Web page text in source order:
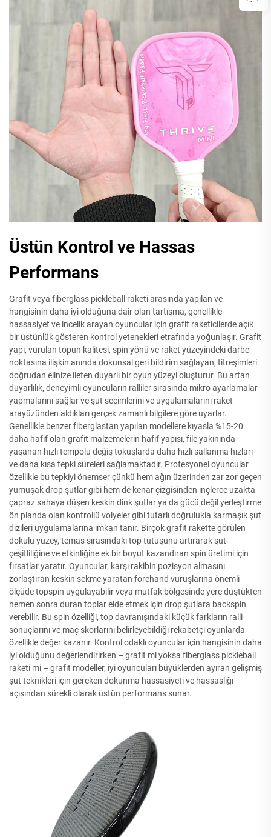
Üstün Kontrol ve Hassas
Performans
Grafit veya fiberglass pickleball raketi arasında yapılan ve
hangisinin daha iyi olduğuna dair olan tartışma, genellikle
hassasiyet ve incelik arayan oyuncular için grafit raketicilerde açık
bir üstünlük gösteren kontrol yetenekleri etrafında yoğunlaşır. Grafit
yapı, vurulan topun kalitesi, spin yönü ve raket yüzeyindeki darbe
noktasına ilişkin anında dokunsal geri bildirim sağlayan, titreşimleri
doğrudan elinize ileten duyarlı bir oyun yüzeyi oluşturur. Bu artan
duyarlılık, deneyimli oyuncuların ralliler sırasında mikro ayarlamalar
yapmalarını sağlar ve şut seçimlerini ve uygulamalarını raket
arayüzünden aldıkları gerçek zamanlı bilgilere göre uyarlar.
Genellikle benzer fiberglastan yapılan modellere kıyasla %15-20
daha hafif olan grafit malzemelerin hafif yapısı, file yakınında
yaşanan hızlı tempolu değiş tokuşlarda daha hızlı sallanma hızları
ve daha kısa tepki süreleri sağlamaktadır. Profesyonel oyuncular
özellikle bu tepkiyi önemser çünkü hem ağın üzerinden zar zor geçen
yumuşak drop şutlar gibi hem de kenar çizgisinden inçlerce uzakta
çapraz sahaya düşen keskin dink şutlar ya da gücü değil yerleştirme
ön planda olan kontrollü volyeler gibi tutarlı doğrulukla karmaşık şut
dizileri uygulamalarına imkan tanır. Birçok grafit rakette görülen
dokulu yüzey, temas sırasındaki top tutuşunu artırarak şut
çeşitliliğine ve etkinliğine ek bir boyut kazandıran spin üretimi için
fırsatlar yaratır. Oyuncular, karşı rakibin pozisyon almasını
zorlaştıran keskin sekme yaratan forehand vuruşlarına önemli
ölçüde topspin uygulayabilir veya mutfak bölgesinde yere düştükten
hemen sonra duran toplar elde etmek için drop şutlara backspin
verebilir. Bu spin özelliği, top davranışındaki küçük farkların ralli
sonuçlarını ve maç skorlarını belirleyebildiği rekabetçi oyunlarda
özellikle değer kazanır. Kontrol odaklı oyuncular için hangisinin daha
iyi olduğunu değerlendirirken – grafit mi yoksa fiberglass pickleball
raketi mi – grafit modeller, iyi oyuncuları büyüklerden ayıran gelişmiş
şut teknikleri için gereken dokunma hassasiyeti ve hassaslığı
açısından sürekli olarak üstün performans sunar.